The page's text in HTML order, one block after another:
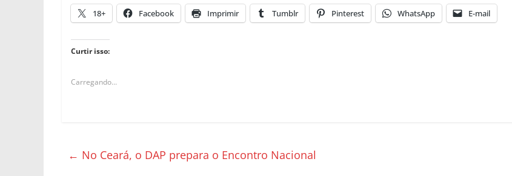
18+ Facebook Imprimir Tumblr Pinterest WhatsApp E-mail
Curtir isso:
Carregando...
← No Ceará, o DAP prepara o Encontro Nacional